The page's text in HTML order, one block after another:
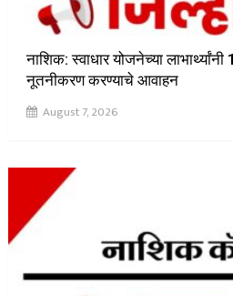
नाशिक: स्वाधार योजनेच्या
नूतनीकरण करण्याचे आवाहन
August 7, 2026